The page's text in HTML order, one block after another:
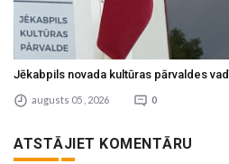
Jēkabpils novada kultūras pārvaldes
augusts 05 , 2026 0
ATSTĀJIET KOMENTĀRU